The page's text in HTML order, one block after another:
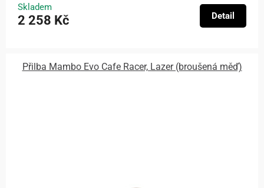
Skladem
2 258 Kč Detail
Přilba Mambo Evo Cafe Racer, Lazer (broušená měď)